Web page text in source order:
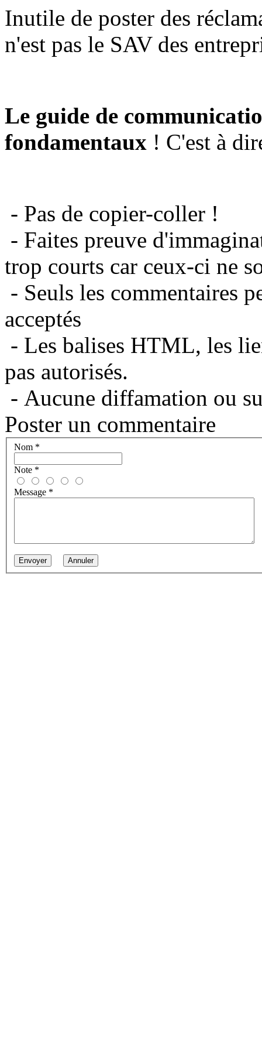
Inutile de poster des
n'est pas le SAV des
Le guide de
fondamentaux ! C'est à
- Pas de copier-coller !
- Faites preuve
trop courts car ceux-ci ne
- Seuls les commentaires
acceptés
- Les balises HTML, les
pas autorisés.
- Aucune diffamation ou
Poster un commentaire
Nom *
Note *
Message *